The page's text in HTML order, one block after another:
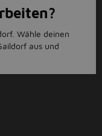
Wähle deinen
aus und